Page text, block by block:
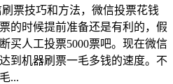
票技巧和方法，微信投票花钱
的时候提前准备还是有利的，假
买人工投票5000票吧。现在微信
到机器刷票一毛多钱的速度。不
...